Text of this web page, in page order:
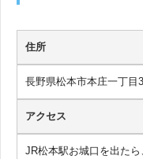
住所
長野県松本市本庄一丁目
アクセス
JR松本駅お城口を出た